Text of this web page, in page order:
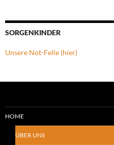
SORGENKINDER
Unsere Not-Felle (hier)
HOME
ÜBER UNS